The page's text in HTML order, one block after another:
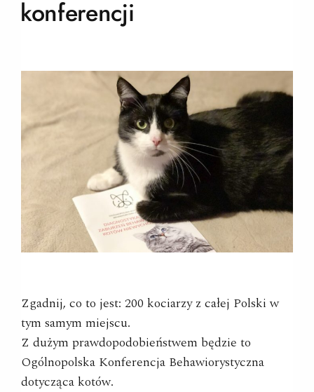
konferencji
Zgadnij, co to jest: 200 kociarzy z całej Polski w
tym samym miejscu.
Z dużym prawdopodobieństwem będzie to
Ogólnopolska Konferencja Behawiorystyczna
dotycząca kotów.